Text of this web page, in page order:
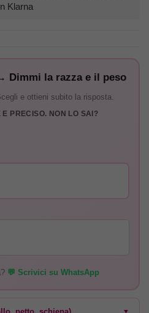
Klarna
Dimmi la razza e il peso
e ottieni subito la risposta.
E PRECISO. NON LO SAI?
💬 Scrivici su WhatsApp
▼